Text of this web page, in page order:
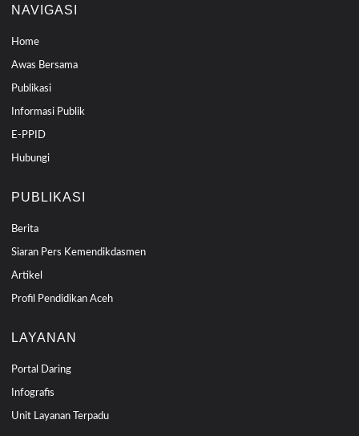
NAVIGASI
Home
Awas Bersama
Publikasi
Informasi Publik
E-PPID
Hubungi
PUBLIKASI
Berita
Siaran Pers Kemendikdasmen
Artikel
Profil Pendidikan Aceh
LAYANAN
Portal Daring
Infografis
Unit Layanan Terpadu